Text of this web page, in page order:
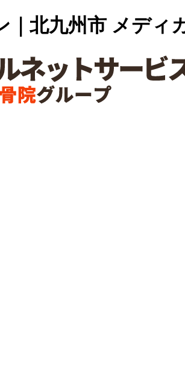
｜北九州市 メディ